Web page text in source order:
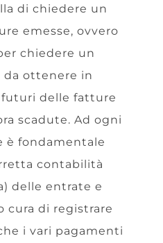
di chiedere un
emesse, ovvero
chiedere un
da ottenere in
delle fatture
scadute. Ad ogni
è fondamentale
contabilità
delle entrate e
cura di registrare
i vari pagamenti